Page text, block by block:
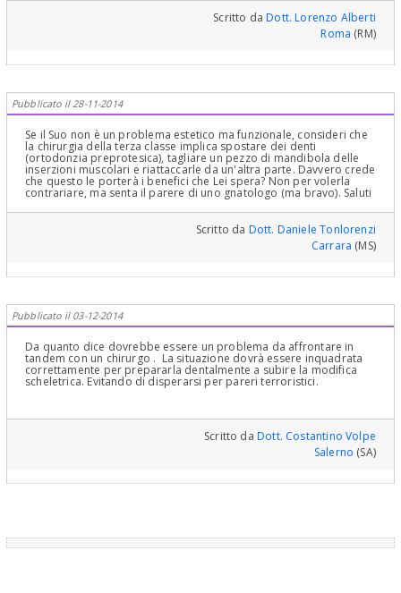
Scritto daDott. Lorenzo Alberti
Roma (RM)
Pubblicato il 28-11-2014
Se il Suo non è un problema estetico ma funzionale, consideri che
la chirurgia della terza classe implica spostare dei denti
(ortodonzia preprotesica), tagliare un pezzo di mandibola delle
inserzioni muscolari e riattaccarle da un'altra parte. Davvero crede
che questo le porterà i benefici che Lei spera? Non per volerla
contrariare, ma senta il parere di uno gnatologo (ma bravo). Saluti
Scritto da Dott. Daniele Tonlorenzi
Carrara (MS)
Pubblicato il 03-12-2014
Da quanto dice dovrebbe essere un problema da affrontare in
tandem con un chirurgo . La situazione dovrà essere inquadrata
correttamente per prepararla dentalmente a subire la modifica
scheletrica. Evitando di disperarsi per pareri terroristici.
Scritto daDott. Costantino Volpe
Salerno (SA)